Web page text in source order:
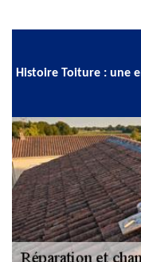
Histoire Toiture : une